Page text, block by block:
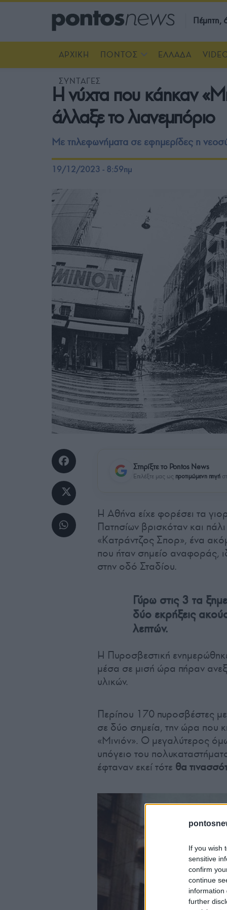
If you wish
sensitive
confirm
continue
information
further
ΑΡΧΙΚΗ ΠΟΝΤΟΣ ΕΛΛΑΔΑ
ΣΥΝΤΑΓΕΣ
Η νύχτα που κάηκαν
άλλαξε το λιανεμπόριο
Με τηλεφωνήματα σε εφημερίδες η
19/12/2023 - 8:59πμ
Στηρίξτε το Pontos News
Επιλέξτε μας ως προτιμώμενη πηγή
Η Αθήνα είχε φορέσει τα
Πατησίων βρισκόταν και
«Κατράντζος Σπορ», ένα
που ήταν σημείο αναφοράς,
στην οδό Σταδίου.
Γύρω στις 3 τα
δύο εκρήξεις
λεπτών.
Η Πυροσβεστική
μέσα σε μισή ώρα πήραν
υλικών.
Περίπου 170 πυροσβέστες
σε δύο σημεία, την ώρα που
«Μινιόν». Ο μεγαλύτερος
υπόγειο του
έφταναν εκεί τότε θα